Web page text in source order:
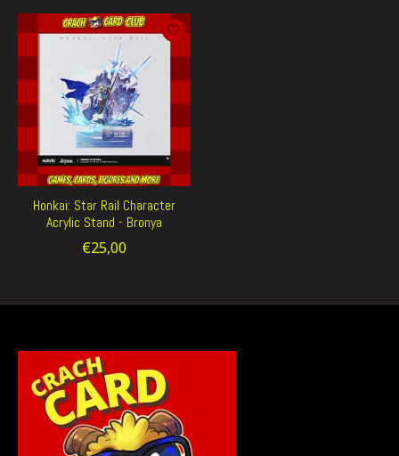
Honkai: Star Rail Character
Acrylic Stand - Bronya
€25,00